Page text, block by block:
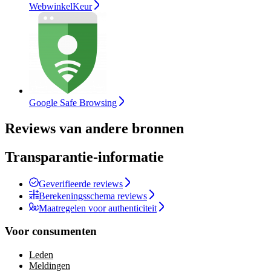
WebwinkelKeur
Google Safe Browsing
Reviews van andere bronnen
Transparantie-informatie
Geverifieerde reviews
Berekeningsschema reviews
Maatregelen voor authenticiteit
Voor consumenten
Leden
Meldingen